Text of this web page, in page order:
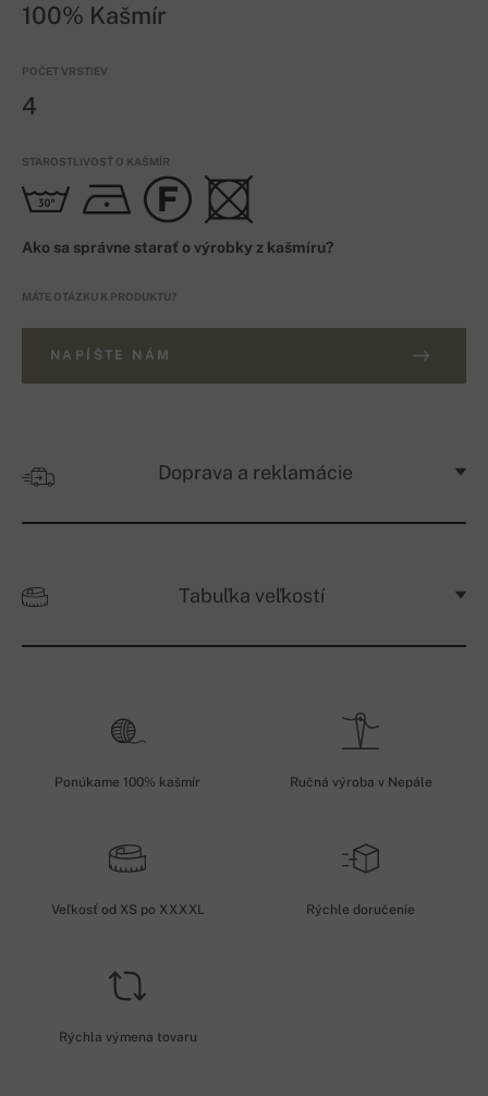
100% Kašmír
POČET VRSTIEV
4
STAROSTLIVOSŤ O KAŠMÍR
Ako sa správne starať o výrobky z kašmíru?
MÁTE OTÁZKU K PRODUKTU?
NAPÍŠTE NÁM
Doprava a reklamácie
Tabuľka veľkostí
Ponúkame 100% kašmír Ručná výroba v Nepále
Veľkosť od XS po XXXXL Rýchle doručenie
Rýchla výmena tovaru